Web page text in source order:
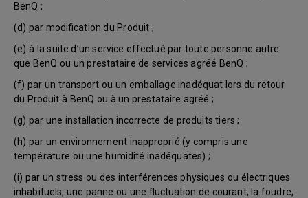
BenQ ;
(d) par modification du Produit ;
(e) à la suite d’un service effectué par toute personne autre
que BenQ ou un prestataire de services agréé BenQ ;
(f) par un transport ou un emballage inadéquat lors du retour
du Produit à BenQ ou à un prestataire agréé ;
(g) par une installation incorrecte de produits tiers ;
(h) par un environnement inapproprié (y compris une
température ou une humidité inadéquates) ;
(i) par un stress ou des interférences physiques ou électriques
inhabituels, une panne ou une fluctuation de courant, la foudre,